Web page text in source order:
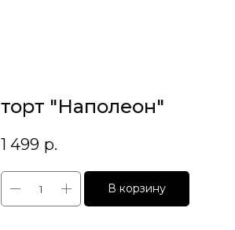
торт "Наполеон"
1 499 р.
В корзину